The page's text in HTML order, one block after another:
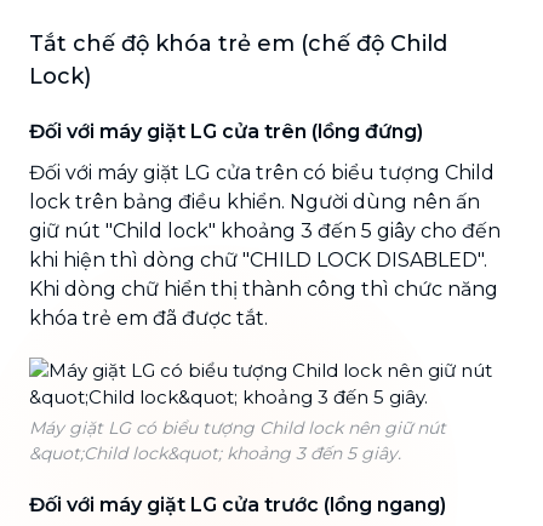
Tắt chế độ khóa trẻ em (chế độ Child
Lock)
Đối với máy giặt LG cửa trên (lồng đứng)
Đối với máy giặt LG cửa trên có biểu tượng Child
lock trên bảng điều khiển. Người dùng nên ấn
giữ nút "Child lock" khoảng 3 đến 5 giây cho đến
khi hiện thì dòng chữ "CHILD LOCK DISABLED".
Khi dòng chữ hiển thị thành công thì chức năng
khóa trẻ em đã được tắt.
Máy giặt LG có biểu tượng Child lock nên giữ nút
&quot;Child lock&quot; khoảng 3 đến 5 giây.
Đối với máy giặt LG cửa trước (lồng ngang)